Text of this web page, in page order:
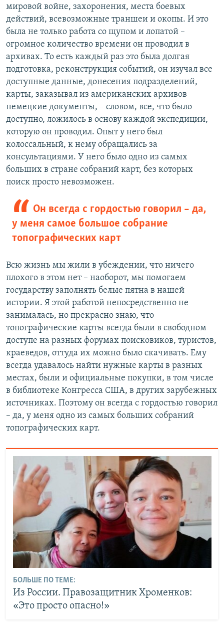
мировой войне, захоронения, места боевых
действий, всевозможные траншеи и окопы. И это
была не только работа со щупом и лопатой –
огромное количество времени он проводил в
архивах. То есть каждый раз это была долгая
подготовка, реконструкция событий, он изучал все
доступные данные, донесения подразделений,
карты, заказывал из американских архивов
немецкие документы, – словом, все, что было
доступно, ложилось в основу каждой экспедиции,
которую он проводил. Опыт у него был
колоссальный, к нему обращались за
консультациями. У него было одно из самых
больших в стране собраний карт, без которых
поиск просто невозможен.
Он всегда с гордостью говорил – да,
у меня самое большое собрание
топографических карт
Всю жизнь мы жили в убеждении, что ничего
плохого в этом нет – наоборот, мы помогаем
государству заполнять белые пятна в нашей
истории. Я этой работой непосредственно не
занималась, но прекрасно знаю, что
топографические карты всегда были в свободном
доступе на разных форумах поисковиков, туристов,
краеведов, оттуда их можно было скачивать. Ему
всегда удавалось найти нужные карты в разных
местах, были и официальные покупки, в том числе
в библиотеке Конгресса США, в других зарубежных
источниках. Поэтому он всегда с гордостью говорил
– да, у меня одно из самых больших собраний
топографических карт.
БОЛЬШЕ ПО ТЕМЕ:
Из России. Правозащитник Хроменков:
«Это просто опасно!»